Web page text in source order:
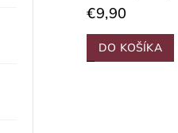
€9,90
DO KOŠÍKA